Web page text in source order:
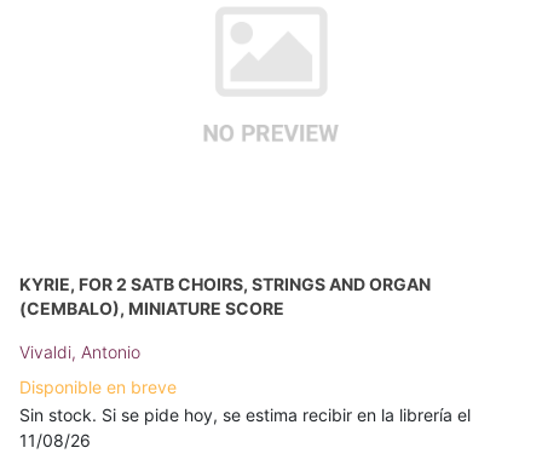
KYRIE, FOR 2 SATB CHOIRS, STRINGS AND ORGAN
(CEMBALO), MINIATURE SCORE
Vivaldi, Antonio
Disponible en breve
Sin stock. Si se pide hoy, se estima recibir en la librería el
11/08/26